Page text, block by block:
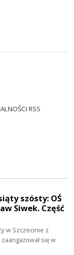
RSS
szósty: OŚ
Siwek. Część
w Szczecinie z
się w